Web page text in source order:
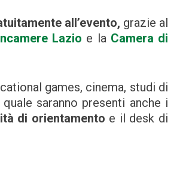
all’evento, grazie al
Lazio e la Camera di
games, cinema, studi di
saranno presenti anche i
di orientamento e il desk di